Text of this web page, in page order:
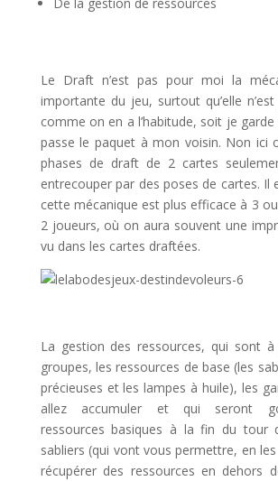
Le Draft n’est pas pour moi la
importante du jeu, surtout qu’elle
comme on en a l’habitude, soit je
passe le paquet à mon voisin. Non ici
phases de draft de 2 cartes
entrecouper par des poses de cartes. Il
cette mécanique est plus efficace à 3
2 joueurs, où on aura souvent une
vu dans les cartes draftées.
La gestion des ressources, qui sont
groupes, les ressources de base (les
précieuses et les lampes à huile), les
allez accumuler et qui seront
ressources basiques à la fin du tour
sabliers (qui vont vous permettre, en
récupérer des ressources en dehors